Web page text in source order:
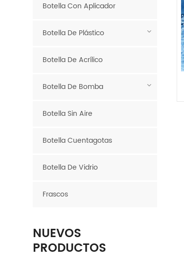
Botella Con Aplicador
Botella De Plástico
Botella De Acrílico
Botella De Bomba
Botella Sin Aire
Botella Cuentagotas
Botella De Vidrio
Frascos
NUEVOS
PRODUCTOS